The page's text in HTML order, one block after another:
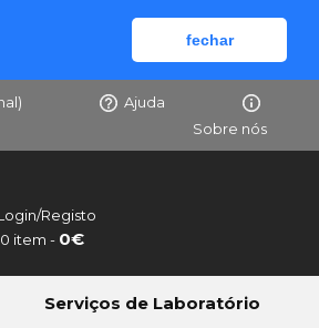
fechar
Ajuda
Sobre nós
Registo
0 item - 0€
Serviços de Laboratório